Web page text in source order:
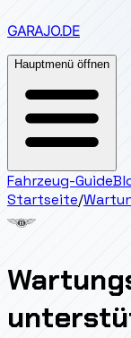
GARAJO.DE
Hauptmenü öffnen
Fahrzeug-Guide
Startseite/